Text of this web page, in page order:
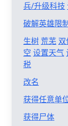
兵/升级科技
破解英雄限
生树 荒芜
空 设置天气
税
改名
获得任意单
获得尸体